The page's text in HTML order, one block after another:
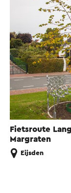
Fietsroute
Margraten
Eijsden